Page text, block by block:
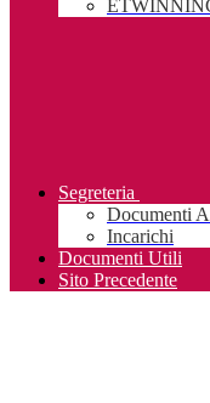
Segreteria
Documenti
Incarichi
Documenti Utili
Sito Precedente